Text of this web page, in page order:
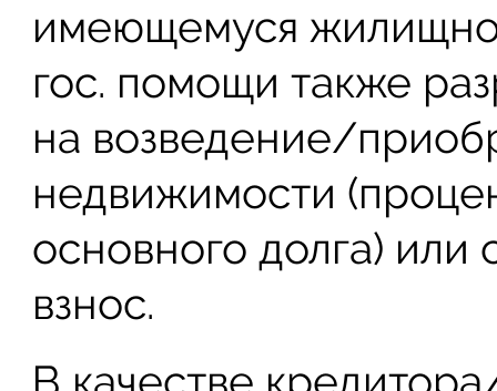
имеющемуся
гос. помощи также
на возведение/
недвижимости
основного долга) или
взнос.